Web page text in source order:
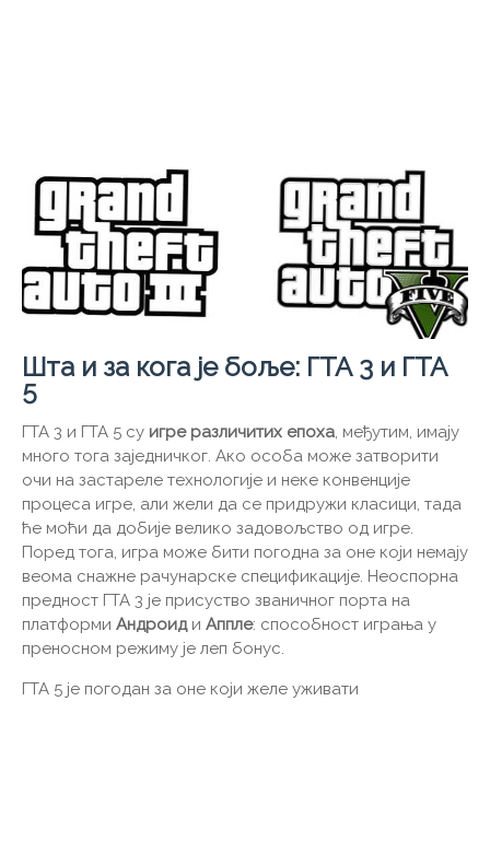
Шта и за кога је боље: ГТА 3 и ГТА
5
ГТА 3 и ГТА 5 су игре различитих епоха, међутим, имају
много тога заједничког. Ако особа може затворити
очи на застареле технологије и неке конвенције
процеса игре, али жели да се придружи класици, тада
ће моћи да добије велико задовољство од игре.
Поред тога, игра може бити погодна за оне који немају
веома снажне рачунарске спецификације. Неоспорна
предност ГТА 3 је присуство званичног порта на
платформи Андроиди Аппле: способност играња у
преносном режиму је леп бонус.
ГТА 5 је погодан за оне који желе уживати